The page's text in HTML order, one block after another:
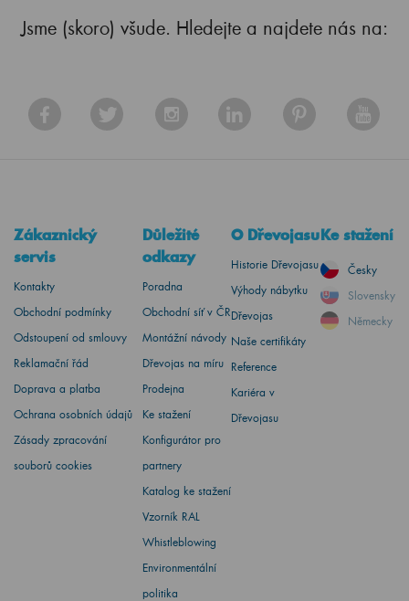
Jsme (skoro) všude. Hledejte a najdete nás na:
Zákaznický
servis
Kontakty
Obchodní podmínky
Odstoupení od smlouvy
Reklamační řád
Doprava a platba
Ochrana osobních údajů
Zásady zpracování
souborů cookies
Důležité
odkazy
Poradna
Obchodní síť v ČR
Montážní návody
Dřevojas na míru
Prodejna
Ke stažení
Konfigurátor pro
partnery
Katalog ke stažení
Vzorník RAL
Whistleblowing
Environmentální
politika
O Dřevojasu
Historie Dřevojasu
Výhody nábytku
Dřevojas
Naše certifikáty
Reference
Kariéra v
Dřevojasu
Ke stažení
Česky
Slovensky
Německy